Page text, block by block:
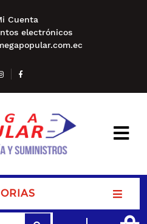
Cuenta
electrónicos